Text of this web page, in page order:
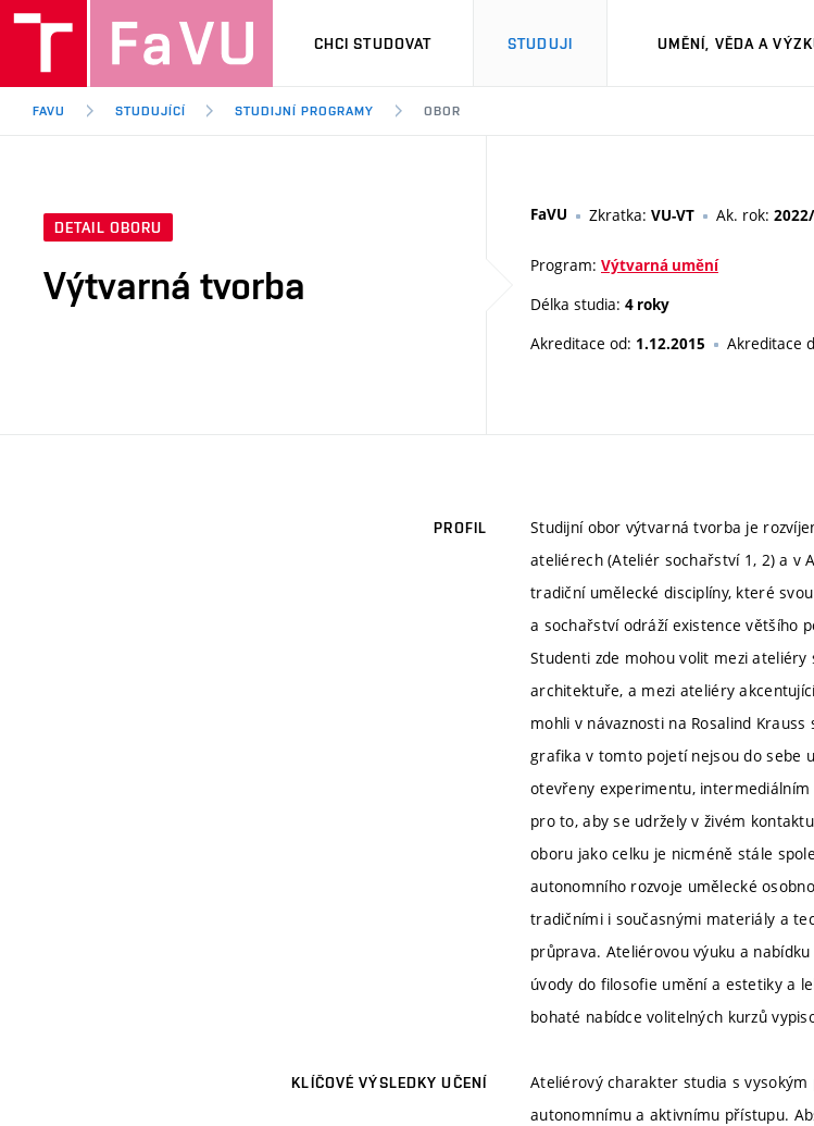
CHCI STUDOVAT STUDUJI UMĚNÍ, VĚDA A
FAVU STUDUJÍCÍ STUDIJNÍ PROGRAMY OBOR
DETAIL OBORU
Výtvarná tvorba
FaVU Zkratka: VU-VT Ak. rok:
Program: Výtvarná umění
Délka studia: 4 roky
Akreditace od: 1.12.2015 Akreditace
PROFIL
Studijní obor výtvarná tvorba je
ateliérech (Ateliér sochařství 1, 2) a v
tradiční umělecké disciplíny, které
a sochařství odráží existence většího
Studenti zde mohou volit mezi
architektuře, a mezi ateliéry
mohli v návaznosti na Rosalind
grafika v tomto pojetí nejsou do sebe
otevřeny experimentu,
pro to, aby se udržely v živém
oboru jako celku je nicméně stále
autonomního rozvoje umělecké
tradičními i současnými materiály a
průprava. Ateliérovou výuku a
úvody do filosofie umění a estetiky a
bohaté nabídce volitelných kurzů
KLÍČOVÉ VÝSLEDKY UČENÍ
Ateliérový charakter studia s
autonomnímu a aktivnímu přístupu.